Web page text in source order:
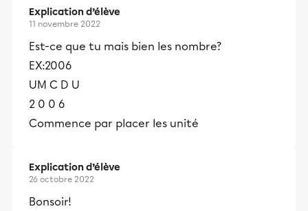
Explication d’élève
11 novembre 2022
Est-ce que tu mais bien les nombre?
EX:2006
UM C D U
2 0 0 6
Commence par placer les unité
Explication d’élève
26 octobre 2022
Bonsoir!